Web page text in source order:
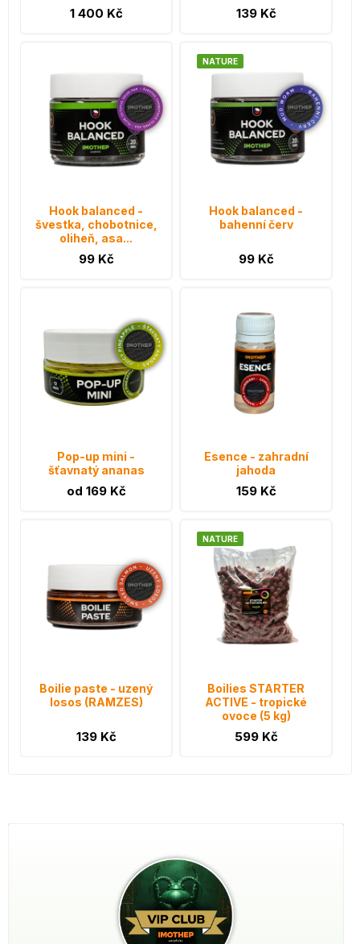
1 400 Kč 139 Kč
Hook balanced -
švestka, chobotnice,
oliheň, asa...
99 Kč
NATURE
Hook balanced -
bahenní červ
99 Kč
Pop-up mini -
šťavnatý ananas
od 169 Kč
Esence - zahradní
jahoda
159 Kč
Boilie paste - uzený
losos (RAMZES)
139 Kč
NATURE
Boilies STARTER
ACTIVE - tropické
ovoce (5 kg)
599 Kč